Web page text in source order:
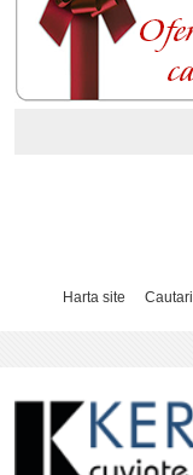
Harta site Cautari